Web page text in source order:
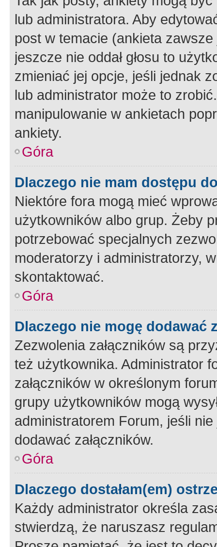
lub administratora. Aby
post w temacie (ankieta
jeszcze nie oddał głosu to
zmieniać jej opcje, jeśli jednak
lub administrator może to
manipulowanie w ankietach
ankiety.
Góra
Dlaczego nie mam dostępu
Niektóre fora mogą mieć
użytkowników albo grup. Żeby
potrzebować specjalnych
moderatorzy i administratorzy,
skontaktować.
Góra
Dlaczego nie mogę dodawać
Zezwolenia załączników są
też użytkownika. Administrator
załączników w określonym
grupy użytkowników mogą
administratorem Forum, jeśli
dodawać załączników.
Góra
Dlaczego dostałam(em)
Każdy administrator określa
stwierdzą, że naruszasz